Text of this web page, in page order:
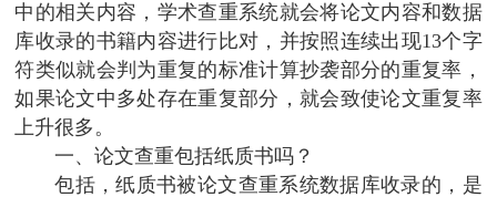
中的相关内容，学术查重系统就会将论文内容和数据
库收录的书籍内容进行比对，并按照连续出现13个字
符类似就会判为重复的标准计算抄袭部分的重复率，
如果论文中多处存在重复部分，就会致使论文重复率
上升很多。
一、论文查重包括纸质书吗？
包括，纸质书被论文查重系统数据库收录的，是